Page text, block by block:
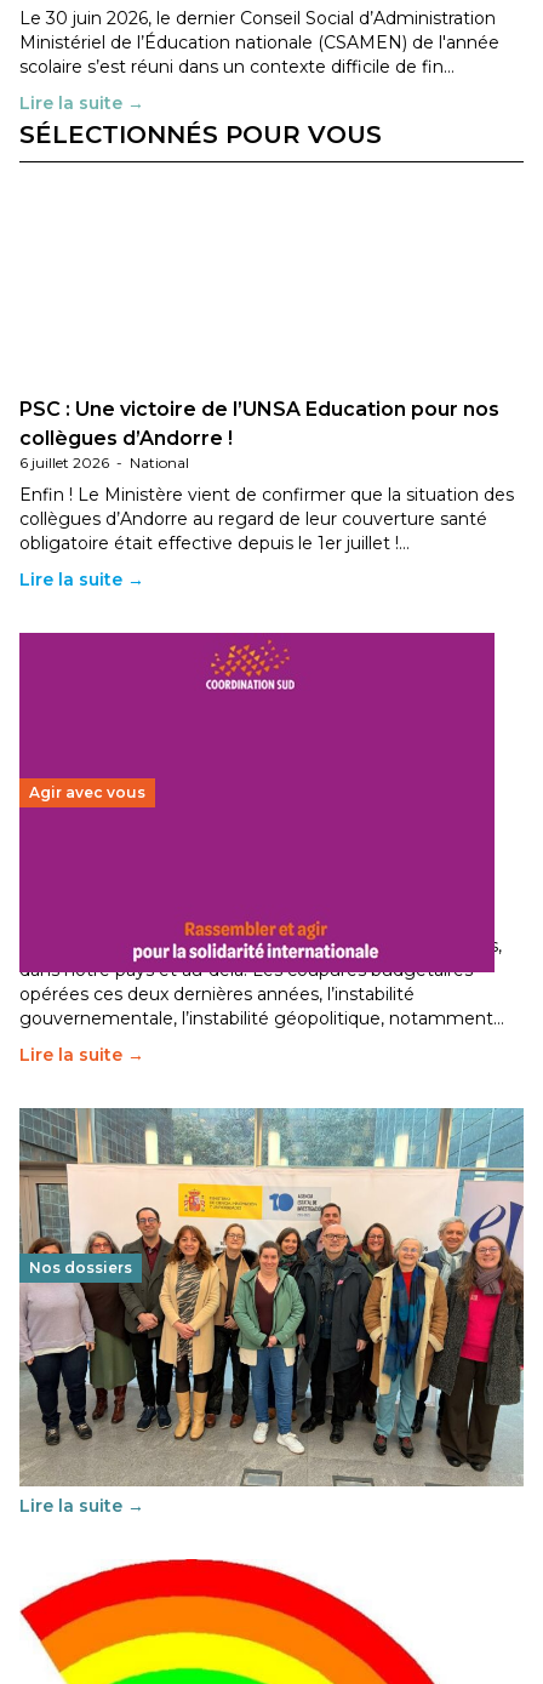
Le 30 juin 2026, le dernier Conseil Social d’Administration
Ministériel de l’Éducation nationale (CSAMEN) de l'année
scolaire s’est réuni dans un contexte difficile de fin…
Lire la suite →
SÉLECTIONNÉS POUR VOUS
PSC : Une victoire de l’UNSA Education pour nos
collègues d’Andorre !
6 juillet 2026 - National
Enfin ! Le Ministère vient de confirmer que la situation des
collègues d’Andorre au regard de leur couverture santé
obligatoire était effective depuis le 1er juillet !…
Lire la suite →
Agir avec vous
Le secteur humanitaire connaît des difficultés profondes,
dans notre pays et au-delà. Les coupures budgétaires
opérées ces deux dernières années, l’instabilité
gouvernementale, l’instabilité géopolitique, notamment…
Lire la suite →
Nos dossiers
Éducation au vivre-ensemble : un échange croisé
franco-espagnol pour changer d’approche
29 juin 2026-National
Cette année, l'UNSA Éducation a mené un projet Erasmus
soutenu par l'union Européenne et centré sur l'éducation
au vivre-ensemble : quelles différences entre la France…
Lire la suite →